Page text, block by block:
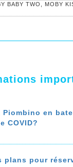
BABY TWO, MOBY
Piombino en
COVID?
du covid, les
Bastia
plans pour